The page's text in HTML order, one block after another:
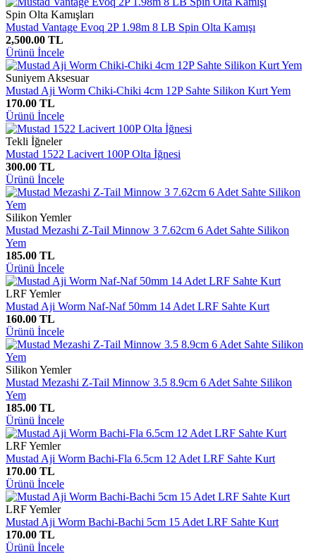
Spin Olta Kamışları
Mustad Vantage Evoq 2P 1.98m 8 LB Spin Olta Kamışı
2,500.00 TL
Ürünü İncele
Suniyem Aksesuar
Mustad Aji Worm Chiki-Chiki 4cm 12P Sahte Silikon Kurt Yem
170.00 TL
Ürünü İncele
Tekli İğneler
Mustad 1522 Lacivert 100P Olta İğnesi
300.00 TL
Ürünü İncele
Silikon Yemler
Mustad Mezashi Z-Tail Minnow 3 7.62cm 6 Adet Sahte Silikon
Yem
185.00 TL
Ürünü İncele
LRF Yemler
Mustad Aji Worm Naf-Naf 50mm 14 Adet LRF Sahte Kurt
160.00 TL
Ürünü İncele
Silikon Yemler
Mustad Mezashi Z-Tail Minnow 3.5 8.9cm 6 Adet Sahte Silikon
Yem
185.00 TL
Ürünü İncele
LRF Yemler
Mustad Aji Worm Bachi-Fla 6.5cm 12 Adet LRF Sahte Kurt
170.00 TL
Ürünü İncele
LRF Yemler
Mustad Aji Worm Bachi-Bachi 5cm 15 Adet LRF Sahte Kurt
170.00 TL
Ürünü İncele